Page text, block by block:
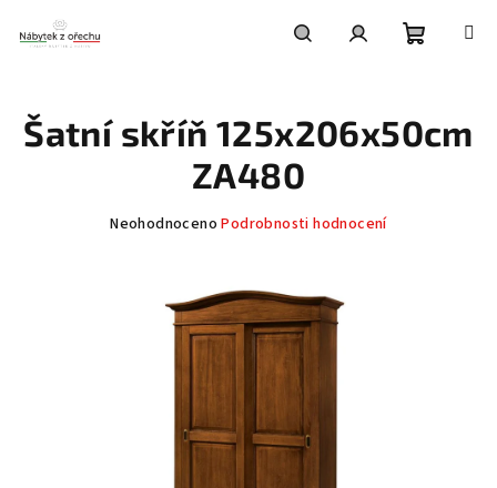
obsah
košík
Šatní skříň 125x206x50cm
ZA480
Průměrné
Neohodnoceno Podrobnosti hodnocení